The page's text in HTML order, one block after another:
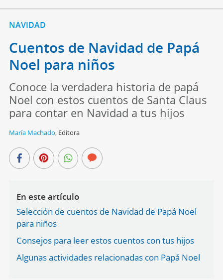
NAVIDAD
Cuentos de Navidad de Papá
Noel para niños
Conoce la verdadera historia de papá
Noel con estos cuentos de Santa Claus
para contar en Navidad a tus hijos
María Machado, Editora
En este artículo
Selección de cuentos de Navidad de Papá Noel
para niños
Consejos para leer estos cuentos con tus hijos
Algunas actividades relacionadas con Papá Noel